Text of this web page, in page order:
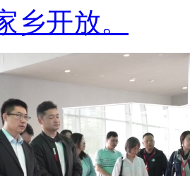
乡开放。